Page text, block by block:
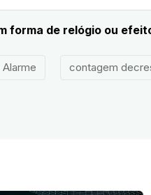
forma de relógio ou
contagem